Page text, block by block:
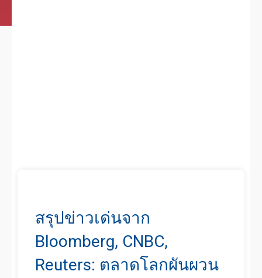
สรุปข่าวเด่นจาก
Bloomberg, CNBC,
Reuters: ตลาดโลกผันผวน